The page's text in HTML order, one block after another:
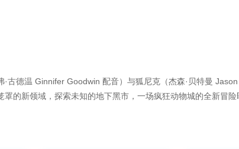
古德温 Ginnifer Goodwin 配音）与狐尼克（杰森·贝特曼
的新领域，探索未知的地下黑市，一场疯狂动物城的全新冒